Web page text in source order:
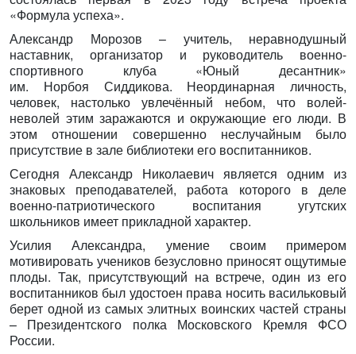
«Формула успеха».
Александр Морозов – учитель, неравнодушный
наставник, организатор и руководитель военно-
спортивного клуба «Юный десантник»
им. Норбоя Сиддикова. Неординарная личность,
человек, настолько увлечённый небом, что волей-
неволей этим заражаются и окружающие его люди. В
этом отношении совершенно неслучайным было
присутствие в зале библиотеки его воспитанников.
Сегодня Александр Николаевич является одним из
знаковых преподавателей, работа которого в деле
военно-патриотического воспитания угутских
школьников имеет прикладной характер.
Усилия Александра, умение своим примером
мотивировать учеников безусловно приносят ощутимые
плоды. Так, присутствующий на встрече, один из его
воспитанников был удостоен права носить васильковый
берет одной из самых элитных воинских частей страны
– Президентского полка Московского Кремля ФСО
России.